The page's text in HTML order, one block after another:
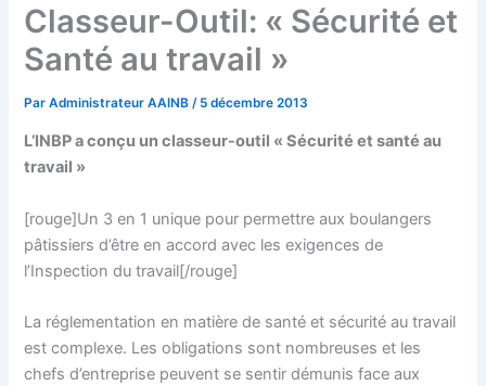
Classeur-Outil: « Sécurité et
Santé au travail »
ParAdministrateur AAINB/ 5 décembre 2013
L’INBP a conçu un classeur-outil « Sécurité et santé au
travail »
[rouge]Un 3 en 1 unique pour permettre aux boulangers
pâtissiers d’être en accord avec les exigences de
l’Inspection du travail[/rouge]
La réglementation en matière de santé et sécurité au travail
est complexe. Les obligations sont nombreuses et les
chefs d’entreprise peuvent se sentir démunis face aux